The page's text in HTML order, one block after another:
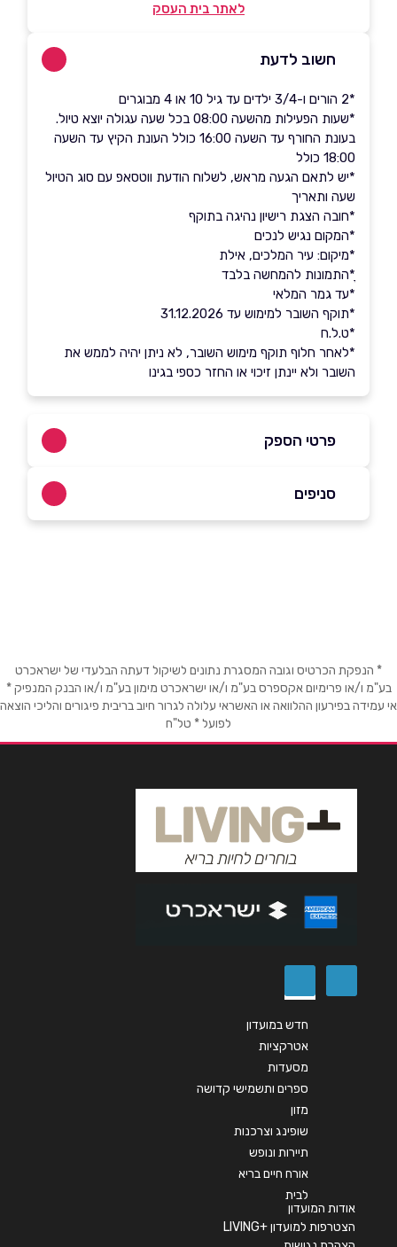
לאתר בית העסק
חשוב לדעת
*2 הורים ו-3/4 ילדים עד גיל 10 או 4 מבוגרים
*שעות הפעילות מהשעה 08:00 בכל שעה עגולה יוצא טיול.
בעונת החורף עד השעה 16:00 כולל העונת הקיץ עד השעה
18:00 כולל
*יש לתאם הגעה מראש, לשלוח הודעת ווטסאפ עם סוג הטיול
שעה ותאריך
*חובה הצגת רישיון נהיגה בתוקף
​​​​​​​*המקום נגיש לנכים
*מיקום: עיר המלכים, אילת
ָ*התמונות להמחשה בלבד
*עד גמר המלאי
*תוקף השובר למימוש עד 31.12.2026
*ט.ל.ח
*לאחר חלוף תוקף מימוש השובר, לא ניתן יהיה לממש את
השובר ולא יינתן זיכוי או החזר כספי בגינו
פרטי הספק
באתר
טלפון*
אנא חזרו אלי בקשר ל...
סניפים
* הנפקת הכרטיס וגובה המסגרת נתונים לשיקול דעתה הבלעדי של ישראכרט
בע"מ ו/או פרימיום אקספרס בע"מ ו/או ישראכרט מימון בע"מ ו/או הבנק המנפיק *
אי עמידה בפירעון ההלוואה או האשראי עלולה לגרור חיוב בריבית פיגורים והליכי הוצאה
לפועל * טל"ח
חדש במועדון
אטרקציות
מסעדות
ספרים ותשמישי קדושה
מזון
שופינג וצרכנות
תיירות ונופש
אורח חיים בריא
לבית
אודות המועדון
הצטרפות למועדון +LIVING